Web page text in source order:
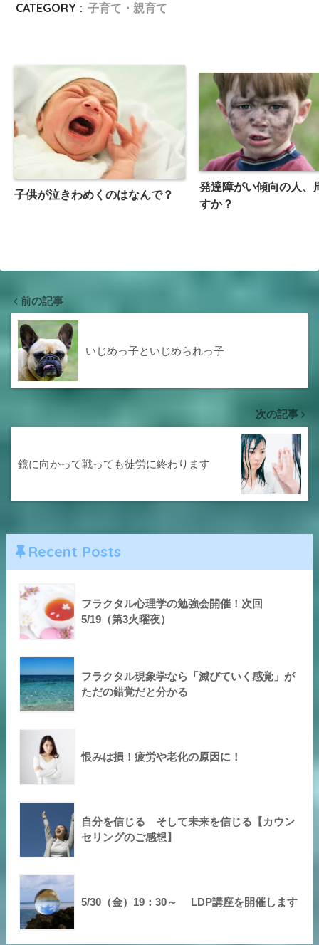
CATEGORY : 子育て・親育て
子供が泣きわめくのはなんで？
発達障がい傾向の人、
すか？
前の記事
いじめっ子といじめられっ子
次の記事
鏡に向かって戦っても徒労に終わります
Recent Posts
フラクタル心理学の勉強会開催！次回
5/19（第3火曜夜）
フラクタル現象学なら「滅びていく感覚」が
ただの錯覚だと分かる
恨みは損！疲労や老化の原因に！
自分を信じる そして未来を信じる【カウン
セリングのご感想】
5/30（金）19：30～ LDP講座を開催します